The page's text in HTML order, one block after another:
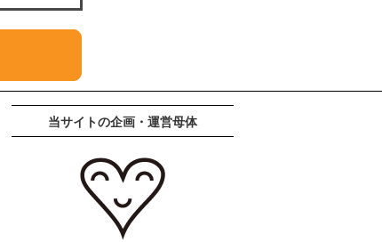
当サイトの企画・運営母体